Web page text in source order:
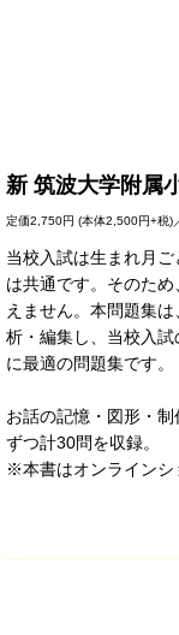
新 筑波大学附属
定価2,750円 (本体2,500円+税)
当校入試は生まれ月
は共通です。そのた
えません。本問題集
析・編集し、当校入
に最適の問題集です。
お話の記憶・図形・
ずつ計30問を収録。
※本書はオンラインシ